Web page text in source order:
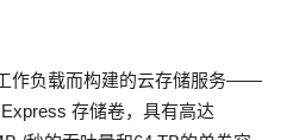
作负载而构建的云存储服务——
存储卷，具有高达